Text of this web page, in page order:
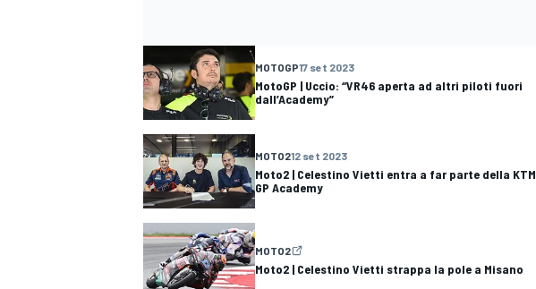
ENDURANCE/GT
MOTOGP17 set 2023
MotoGP | Uccio: “VR46 aperta ad altri piloti fuori
dall’Academy”
MOTO212 set 2023
Moto2 | Celestino Vietti entra a far parte della KTM
GP Academy
MOTO2
Moto2 | Celestino Vietti strappa la pole a Misano